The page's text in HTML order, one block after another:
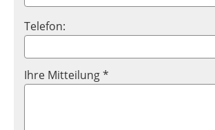
Telefon:
Ihre Mitteilung *